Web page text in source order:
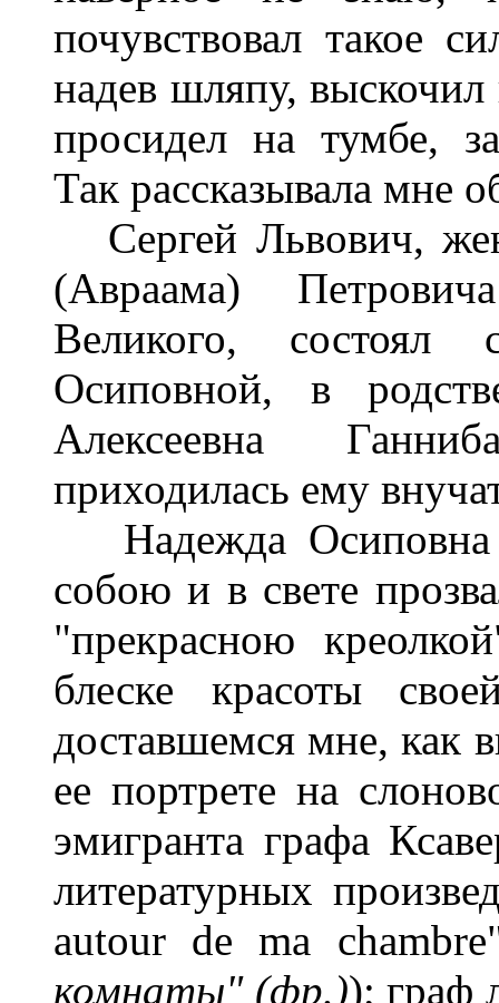
почувствовал такое
надев шляпу, выскочил
просидел на тумбе,
Так рассказывала мне
Сергей Львович,
(Авраама)
Великого,
Осиповной, в
Алексеевна
приходилась ему
Надежда Осиповна
собою и в свете
"прекрасною
блеске красоты
доставшемся мне, как
ее портрете на
эмигранта графа
литературных
autour de ma
комнаты" (фр.)); граф